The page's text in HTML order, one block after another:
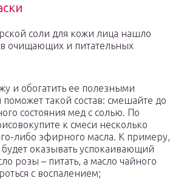
соли для кожи лица нашло
очищающих и питательных
и обогатить ее полезными
такой состав: смешайте до
состояния мед с солью. По
к смеси несколько
либо эфирного масла. К примеру,
оказывать успокаивающий
розы – питать, а масло чайного
с воспалением;